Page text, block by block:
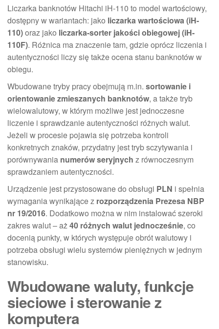
Liczarka banknotów Hitachi iH-110 to model wartościowy,
dostępny w wariantach: jako liczarka wartościowa (iH-
110)oraz jako liczarka-sorter jakości obiegowej (iH-
110F). Różnica ma znaczenie tam, gdzie oprócz liczenia i
autentyczności liczy się także ocena stanu banknotów w
obiegu.
Wbudowane tryby pracy obejmują m.in. sortowanie i
orientowanie zmieszanych banknotów, a także tryb
wielowalutowy, w którym możliwe jest jednoczesne
liczenie i sprawdzanie autentyczności różnych walut.
Jeżeli w procesie pojawia się potrzeba kontroli
konkretnych znaków, przydatny jest tryb sczytywania i
porównywania numerów seryjnych z równoczesnym
sprawdzaniem autentyczności.
Urządzenie jest przystosowane do obsługi PLN i spełnia
wymagania wynikające z rozporządzenia Prezesa NBP
nr 19/2016. Dodatkowo można w nim instalować szeroki
zakres walut – aż40 różnych walut jednocześnie, co
docenią punkty, w których występuje obrót walutowy i
potrzeba obsługi wielu systemów pieniężnych w jednym
stanowisku.
Wbudowane waluty, funkcje
sieciowe i sterowanie z
komputera